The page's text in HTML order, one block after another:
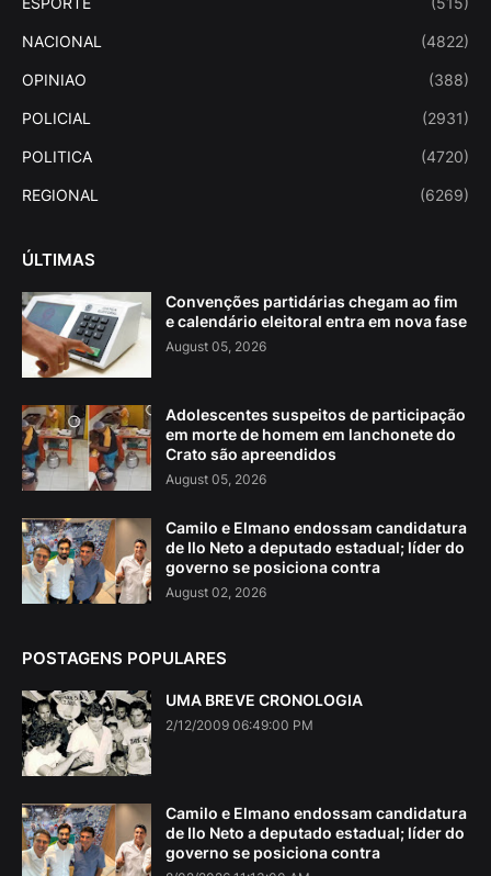
NACIONAL (4822)
OPINIAO (388)
POLICIAL (2931)
POLITICA (4720)
REGIONAL (6269)
ÚLTIMAS
Convenções partidárias chegam ao fim
e calendário eleitoral entra em nova fase
August 05, 2026
Adolescentes suspeitos de participação
em morte de homem em lanchonete do
Crato são apreendidos
August 05, 2026
Camilo e Elmano endossam candidatura
de Ilo Neto a deputado estadual; líder do
governo se posiciona contra
August 02, 2026
POSTAGENS POPULARES
UMA BREVE CRONOLOGIA
2/12/2009 06:49:00 PM
Camilo e Elmano endossam candidatura
de Ilo Neto a deputado estadual; líder do
governo se posiciona contra